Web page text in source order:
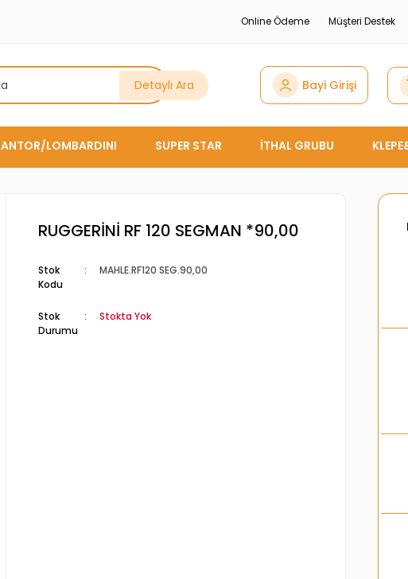
Online Ödeme Müşteri Destek
Detaylı Ara Bayi Girişi
ANTOR/LOMBARDINI SUPER STAR İTHAL GRUBU
RUGGERİNİ RF 120 SEGMAN *90,00
Stok
Kodu
MAHLE.RF120 SEG.90,00
Stok
Durumu
Stokta Yok